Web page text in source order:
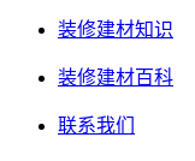
装修建材知识
装修建材百科
联系我们